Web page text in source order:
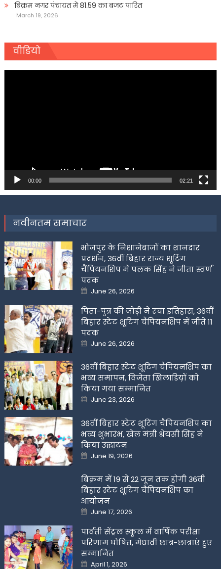
बिक्रम नगर पंचायत में 81.59 का बजट पारित
March 19, 2026
वीडियो
00:00 02:21
नवीनतम समाचार
भोजपुर के निशानेबाजों का शानदार
प्रदर्शन, 36वीं बिहार राज्य शूटिंग
चैंपियनशिप में पलक सिंह ने जीता स्वर्ण
पदक
Posted
on
June 26, 2026
पिता-पुत्र की जोड़ी ने रचा इतिहास, 36वीं
बिहार स्टेट शूटिंग चैंपियनशिप में जीते 11
पदक
Posted
on
June 26, 2026
36वीं बिहार स्टेट शूटिंग चैंपियनशिप का
भव्य समापन, विजेता खिलाडिय़ों को
किया गया सम्मानित
Posted
on
June 23, 2026
36वीं बिहार स्टेट शूटिंग चैंपियनशिप का
भव्य शुभारंभ, खेल मंत्री श्रेयसी सिंह ने
किया उद्घाटन
Posted
on
June 19, 2026
बिक्रम में 19 से 22 जून तक होगी 36वीं
बिहार स्टेट शूटिंग चैंपियनशिप का
आयोजन
Posted
on
June 17, 2026
पार्वती सेंट्रल स्कूल में वार्षिक परीक्षा
परिणाम घोषित, मेधावी छात्र-छात्राएं हुए
सम्मानित
Posted
April 1, 2026